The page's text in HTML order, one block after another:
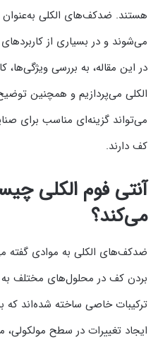
هستند. ضدکف‌های الکلی به‌عنوان
می‌شوند و در بسیاری از
در این مقاله، به بررسی ویژگی‌ها،
الکلی می‌پردازیم و همچنین
می‌تواند گزینه‌ای مناسب برای
کف دارند.
آنتی فوم الکلی
می‌کند؟
ضدکف‌های الکلی به موادی گفته
بردن کف در محلول‌های مختلف به
ترکیبات خاصی ساخته شده‌اند که
ایجاد تغییرات در سطح